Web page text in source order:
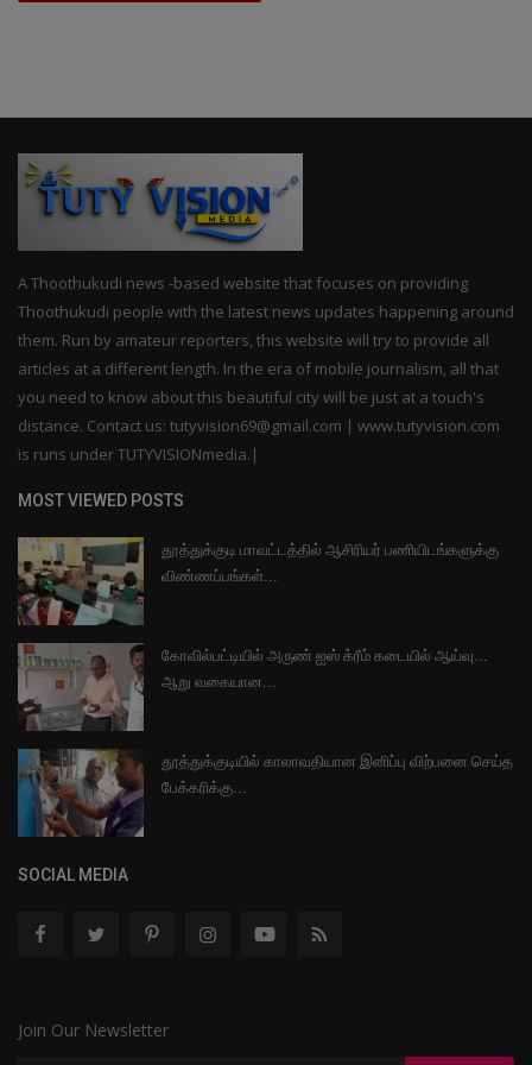
A Thoothukudi news -based website that focuses on providing
Thoothukudi people with the latest news updates happening around
them. Run by amateur reporters, this website will try to provide all
articles at a different length. In the era of mobile journalism, all that
you need to know about this beautiful city will be just at a touch's
distance. Contact us: tutyvision69@gmail.com | www.tutyvision.com
is runs under TUTYVISIONmedia.|
MOST VIEWED POSTS
தூத்துக்குடி மாவட்டத்தில் ஆசிரியர் பணியிடங்களுக்கு
விண்ணப்பங்கள்...
கோவில்பட்டியில் அருண் ஐஸ் க்ரீம் கடையில் ஆய்வு...
ஆறு வகையான...
தூத்துக்குடியில் காலாவதியான இனிப்பு விற்பனை செய்த
பேக்கரிக்கு...
SOCIAL MEDIA
Join Our Newsletter